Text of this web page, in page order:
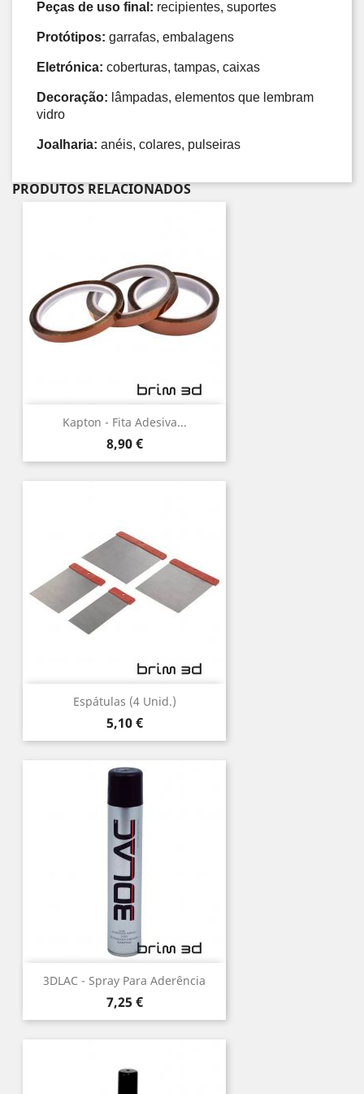
Peças de uso final: recipientes, suportes
Protótipos: garrafas, embalagens
Eletrónica: coberturas, tampas, caixas
Decoração: lâmpadas, elementos que lembram
vidro
Joalharia: anéis, colares, pulseiras
PRODUTOS RELACIONADOS
Kapton - Fita Adesiva...
Preço
8,90 €
Espátulas (4 Unid.)
Preço
5,10 €
3DLAC - Spray Para Aderência
Preço
7,25 €